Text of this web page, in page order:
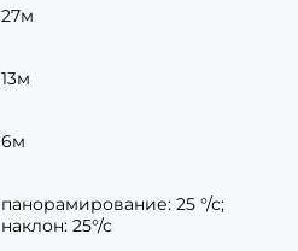
27м
13м
6м
панорамирование: 25 °/с;
наклон: 25°/с